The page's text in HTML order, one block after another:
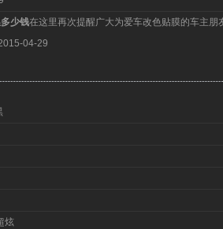
少钱在这里再次提醒广大为爱车改色贴膜的车主
04-29
炫